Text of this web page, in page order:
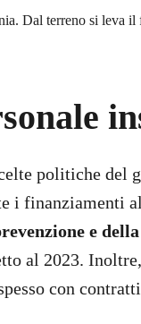
politiche del
i finanziamenti al
e
al 2023.
con